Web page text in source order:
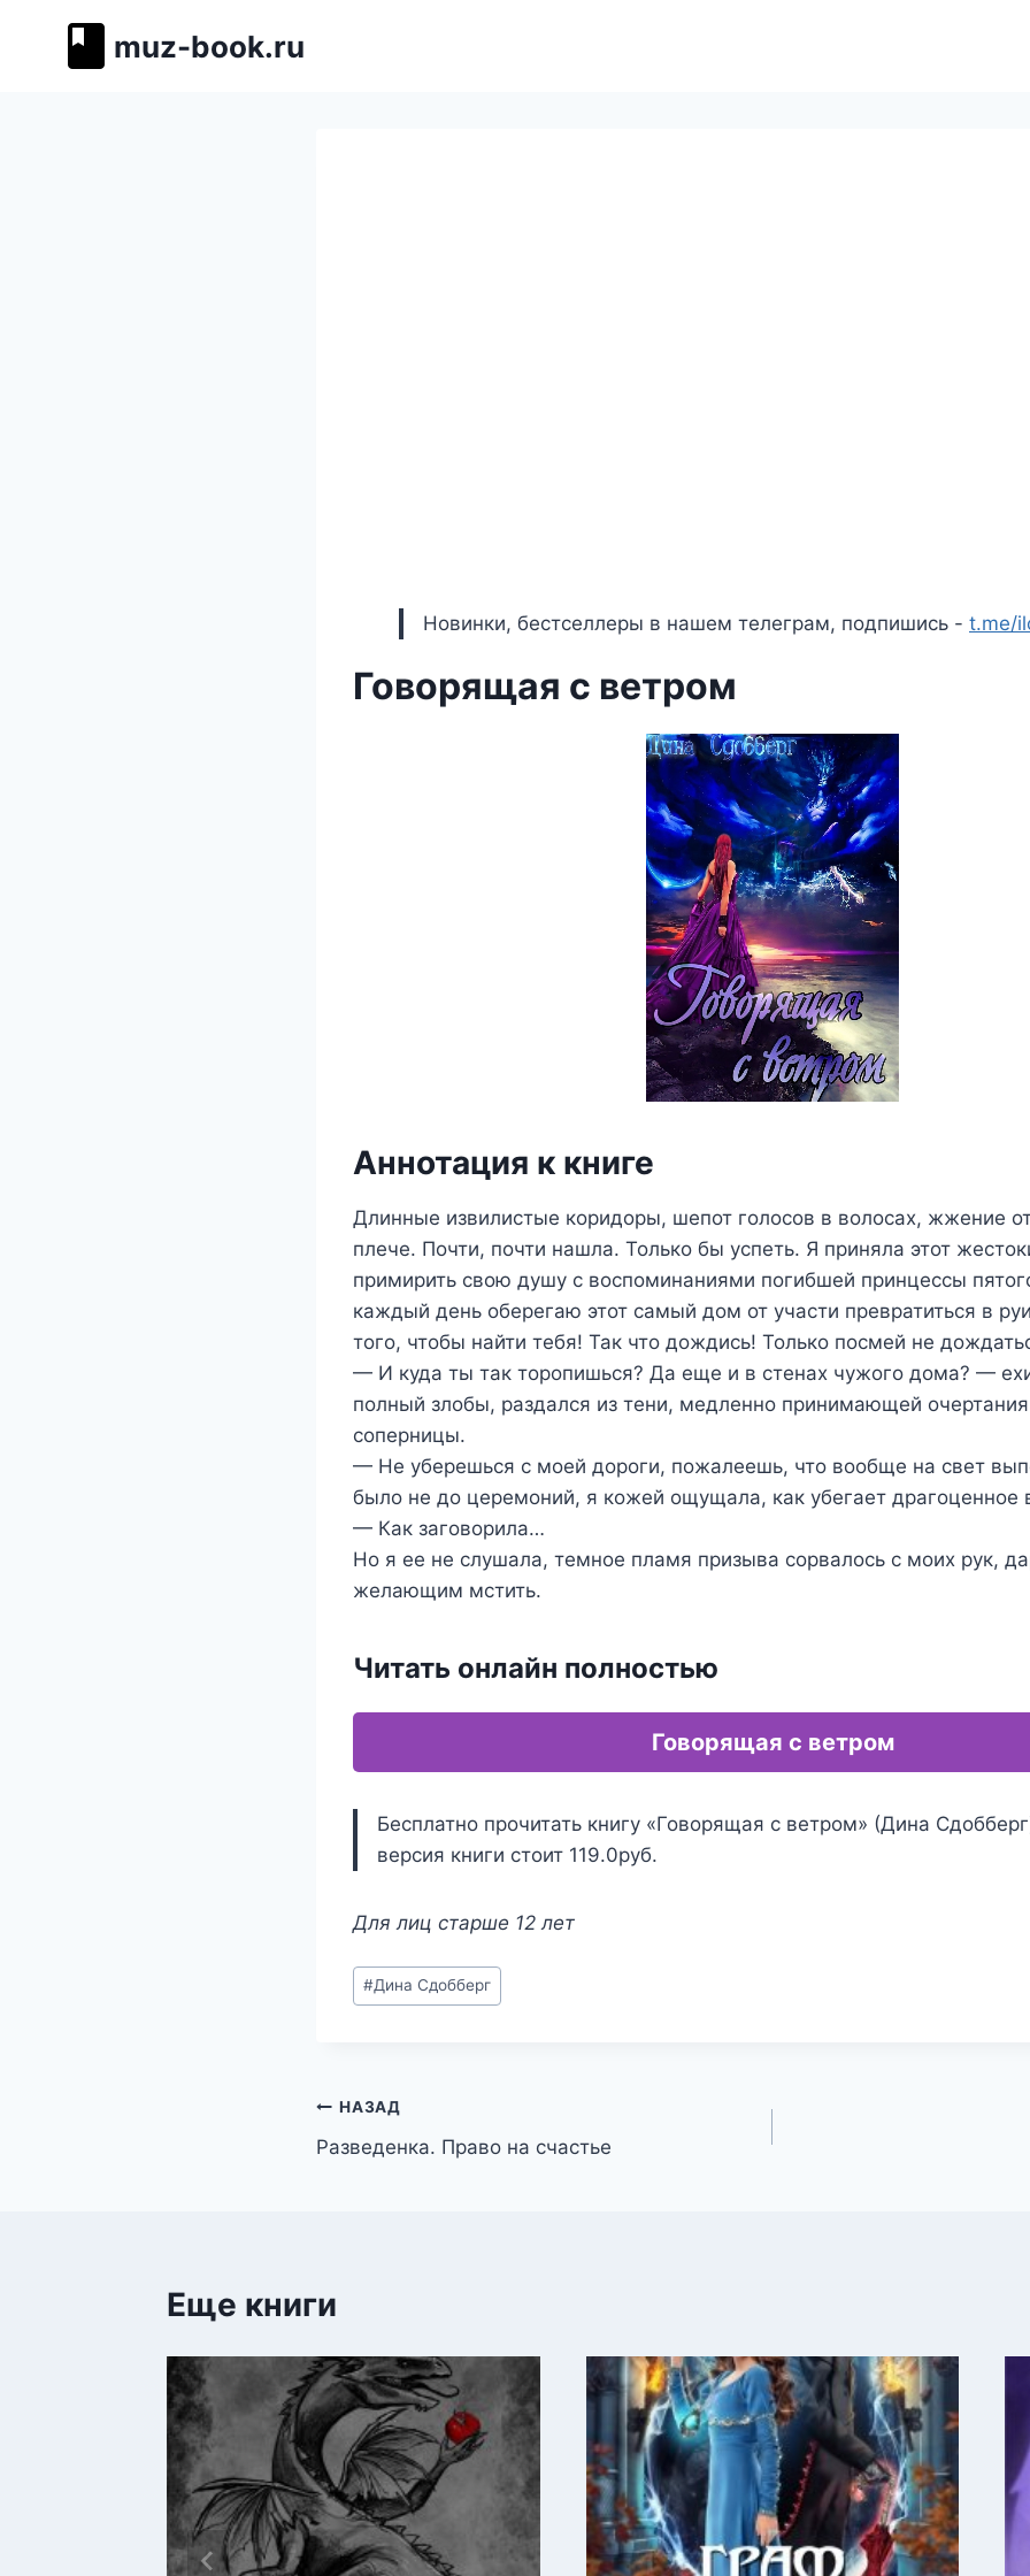
muz-book.ru
Новинки, бестселлеры в нашем телеграм, подпишись - t.me/
Говорящая с ветром
Аннотация к книге
Длинные извилистые коридоры, шепот голосов в волосах, жжение
плече. Почти, почти нашла. Только бы успеть. Я приняла этот
примирить свою душу с воспоминаниями погибшей принцессы
каждый день оберегаю этот самый дом от участи превратиться в
того, чтобы найти тебя! Так что дождись! Только посмей не
— И куда ты так торопишься? Да еще и в стенах чужого дома? —
полный злобы, раздался из тени, медленно принимающей
соперницы.
— Не уберешься с моей дороги, пожалеешь, что вообще на свет
было не до церемоний, я кожей ощущала, как убегает драгоценное
— Как заговорила…
Но я ее не слушала, темное пламя призыва сорвалось с моих рук,
желающим мстить.
Читать онлайн полностью
Говорящая с ветром
Бесплатно прочитать книгу «Говорящая с ветром» (Дина
версия книги стоит 119.0руб.
Для лиц старше 12 лет
Метки
записи:
#Дина Сдобберг
Навигация
по
НАЗАД
Разведенка. Право на счастье
Еще книги